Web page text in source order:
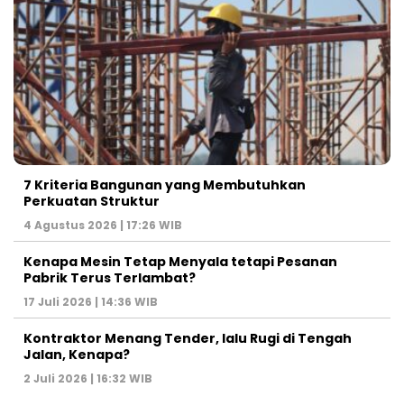
7 Kriteria Bangunan yang Membutuhkan
Perkuatan Struktur
4 Agustus 2026 | 17:26 WIB
Kenapa Mesin Tetap Menyala tetapi Pesanan
Pabrik Terus Terlambat?
17 Juli 2026 | 14:36 WIB
Kontraktor Menang Tender, lalu Rugi di Tengah
Jalan, Kenapa?
2 Juli 2026 | 16:32 WIB